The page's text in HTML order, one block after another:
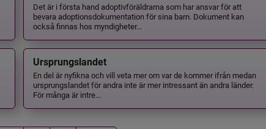
Det är i första hand adoptivföräldrarna som har ansvar för att
bevara adoptionsdokumentation för sina barn. Dokument kan
också finnas hos myndigheter...
Ursprungslandet
En del är nyfikna och vill veta mer om var de kommer ifrån medan
ursprungslandet för andra inte är mer intressant än andra länder.
För många är intre...